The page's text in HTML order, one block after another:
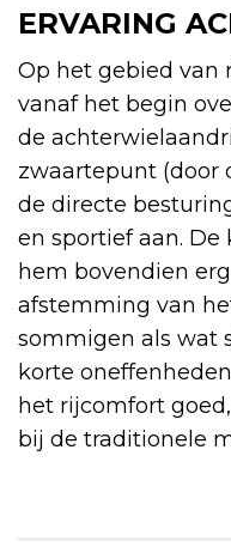
ERVARING
Op het gebied van
vanaf het begin
de
zwaartepunt (door
de directe
en sportief aan.
hem bovendien
afstemming van
sommigen als wat
korte
het rijcomfort
bij de traditionele